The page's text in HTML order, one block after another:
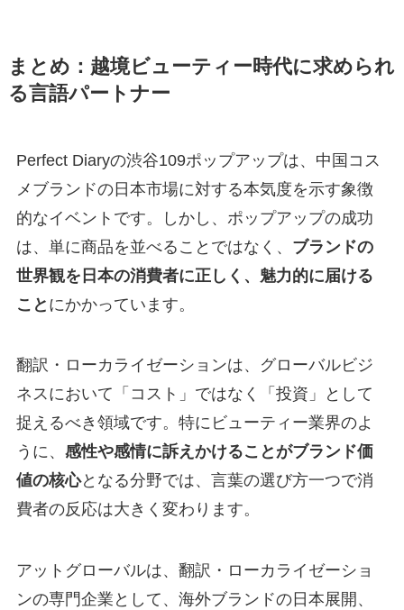
まとめ：越境ビューティー時代に求められ
る言語パートナー
Perfect Diaryの渋谷109ポップアップは、中国コス
メブランドの日本市場に対する本気度を示す象徴
的なイベントです。しかし、ポップアップの成功
は、単に商品を並べることではなく、 ブランドの
世界観を日本の消費者に正しく、魅力的に届ける
こと にかかっています。
翻訳・ローカライゼーションは、グローバルビジ
ネスにおいて「コスト」ではなく「投資」として
捉えるべき領域です。特にビューティー業界のよ
うに、 感性や感情に訴えかけることがブランド価
値の核心となる分野では、言葉の選び方一つで消
費者の反応は大きく変わります。
アットグローバルは、翻訳・ローカライゼーショ
ンの専門企業として、海外ブランドの日本展開、